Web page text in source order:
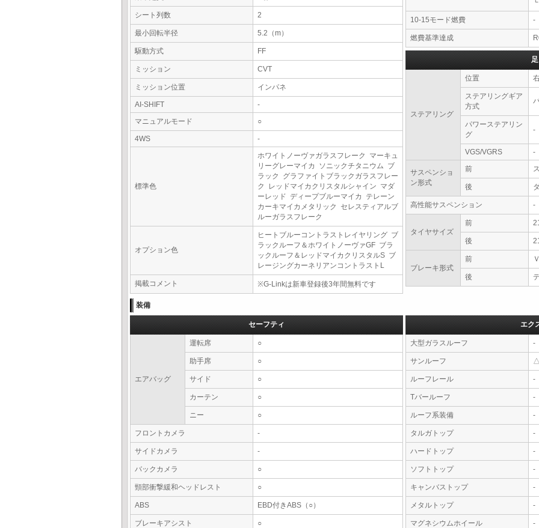
シート列数 2
最小回転半径 5.2（m）
駆動方式 FF
ミッション CVT
ミッション位置 インパネ
AI-SHIFT
-
マニュアルモード
○
4WS -
標準色
ホワイトノーヴァガラスフレーク マーキュ
リーグレーマイカ ソニックチタニウム ブ
ラック グラファイトブラックガラスフレー
ク レッドマイカクリスタルシャイン マダ
ーレッド ディープブルーマイカ テレーン
カーキマイカメタリック セレスティアルブ
ルーガラスフレーク
オプション色
ヒートブルーコントラストレイヤリング ブ
ラックルーフ＆ホワイトノーヴァGF ブラ
ックルーフ＆レッドマイカクリスタルS ブ
レージングカーネリアンコントラストL
掲載コメント ※G-Linkは新車登録後3年間無料です
10-15モード燃費 -
燃費基準達成
ステアリング
位置
ステアリングギア
方式
パワーステアリン
グ
-
VGS/VGRS -
サスペンショ
ン形式
前
後
高性能サスペンション -
タイヤサイズ
前
後
ブレーキ形式
前
後
装備
セーフティ
エアバッグ
運転席 ○
助手席 ○
サイド ○
カーテン ○
ニー ○
フロントカメラ -
サイドカメラ -
バックカメラ ○
頸部衝撃緩和ヘッドレスト ○
ABS EBD付きABS（○）
ブレーキアシスト ○
エク
大型ガラスルーフ -
サンルーフ
ルーフレール -
Tバールーフ -
ルーフ系装備 -
タルガトップ -
ハードトップ -
ソフトトップ -
キャンバストップ -
メタルトップ -
マグネシウムホイール -